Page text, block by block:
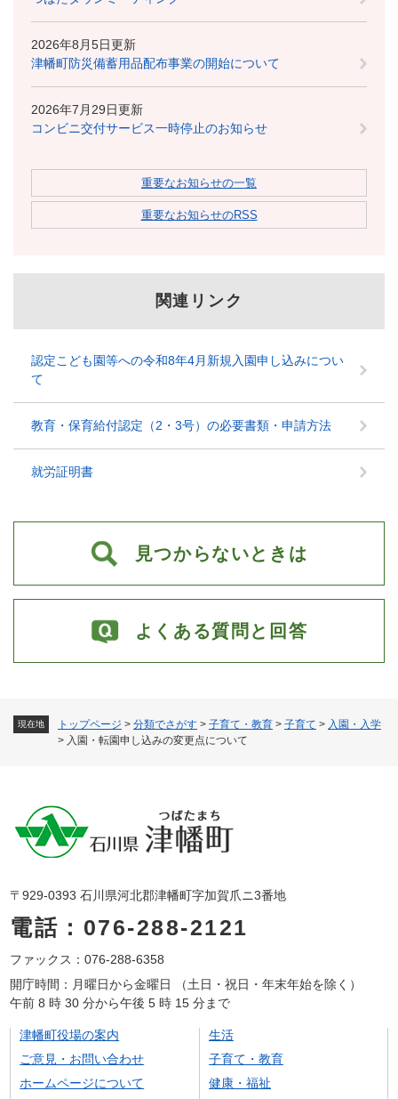
現在地 トップページ > 分類でさがす > 子育て・教育 > 子育て > 入園・入学
> 入園・転園申し込みの変更点について
2026年8月5日更新
津幡町防災備蓄用品配布事業の開始について
2026年7月29日更新
コンビニ交付サービス一時停止のお知らせ
重要なお知らせの一覧
重要なお知らせのRSS
関連リンク
認定こども園等への令和8年4月新規入園申し込みについ
て
教育・保育給付認定（2・3号）の必要書類・申請方法
就労証明書
見つからないときは
よくある質問と回答
〒929-0393 石川県河北郡津幡町字加賀爪ニ3番地
電話：076-288-2121
ファックス：076-288-6358
開庁時間：月曜日から金曜日 （土日・祝日・年末年始を除く）
午前 8 時 30 分から午後 5 時 15 分まで
津幡町役場の案内
ご意見・お問い合わせ
ホームページについて
生活
子育て・教育
健康・福祉